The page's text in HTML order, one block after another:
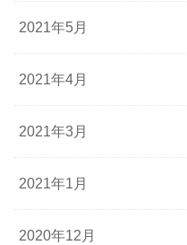
2021年5月
2021年4月
2021年3月
2021年1月
2020年12月